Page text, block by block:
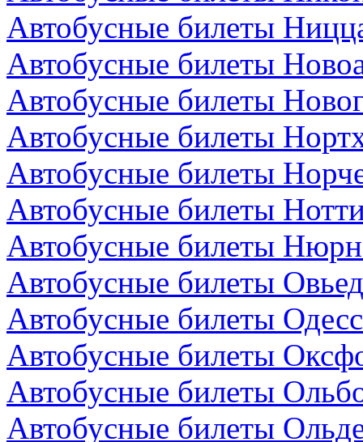
Автобусные билеты
Автобусные билеты
Автобусные билеты
Автобусные билеты
Автобусные билеты
Автобусные билеты
Автобусные билеты
Автобусные билеты
Автобусные билеты
Автобусные билеты
Автобусные билеты
Автобусные билеты